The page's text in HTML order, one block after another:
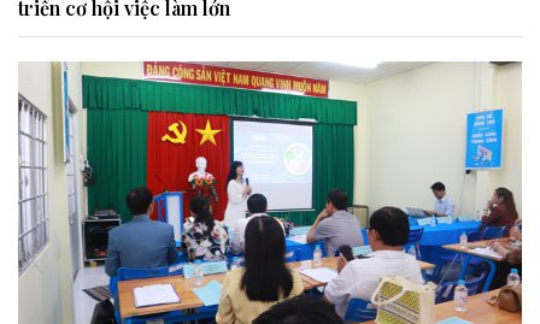
triển cơ hội việc làm lớn